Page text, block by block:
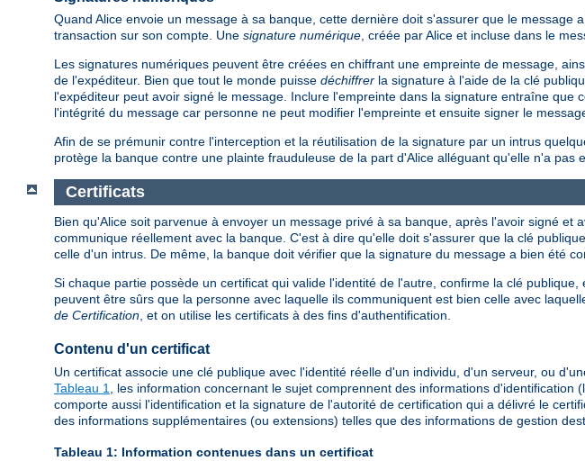
Quand Alice envoie un message à sa banque, cette dernière doit s'assurer que le
transaction sur son compte. Une signature numérique, créée par Alice et incluse dans le
Les signatures numériques peuvent être créées en chiffrant une empreinte de message,
de l'expéditeur. Bien que tout le monde puisse déchiffrer la signature à l'aide de la clé
l'expéditeur peut avoir signé le message. Inclure l'empreinte dans la signature entraîne
l'intégrité du message car personne ne peut modifier l'empreinte et ensuite signer le
Afin de se prémunir contre l'interception et la réutilisation de la signature par un intrus
protège la banque contre une plainte frauduleuse de la part d'Alice alléguant qu'elle n'a
Certificats
Bien qu'Alice soit parvenue à envoyer un message privé à sa banque, après l'avoir signé
communique réellement avec la banque. C'est à dire qu'elle doit s'assurer que la clé
celle d'un intrus. De même, la banque doit vérifier que la signature du message a bien été
Si chaque partie possède un certificat qui valide l'identité de l'autre, confirme la clé
peuvent être sûrs que la personne avec laquelle ils communiquent est bien celle avec
de Certification , et on utilise les certificats à des fins d'authentification.
Contenu d'un certificat
Un certificat associe une clé publique avec l'identité réelle d'un individu, d'un serveur, ou
Tableau 1
, les information concernant le sujet comprennent des informations
comporte aussi l'identification et la signature de l'autorité de certification qui a délivré le
des informations supplémentaires (ou extensions) telles que des informations de gestion
Tableau 1: Information contenues dans un certificat